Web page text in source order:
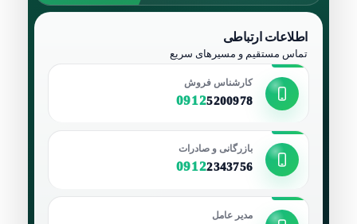
اطلاعات ارتباطی
تماس مستقیم و مسیرهای سریع
کارشناس فروش
09125200978
بازرگانی و صادرات
09122343756
مدیر عامل